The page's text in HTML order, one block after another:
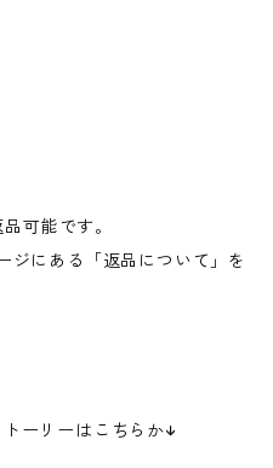
可能です。
にある「返品について」を
ーリーはこちらか↓